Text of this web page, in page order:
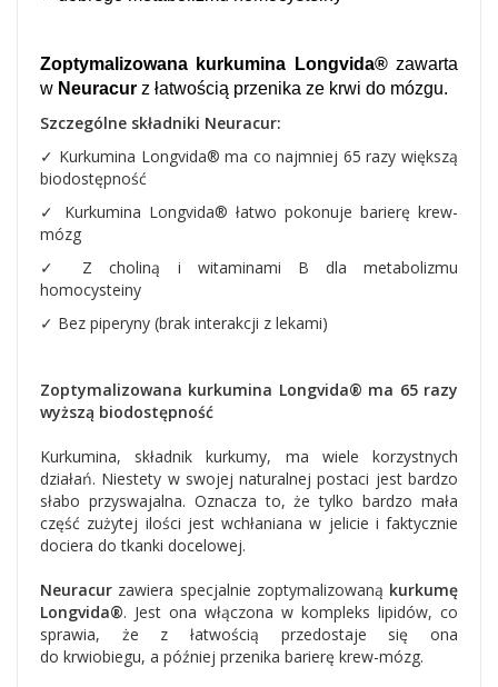
Zoptymalizowana kurkumina Longvida® zawarta
w Neuracur z łatwością przenika ze krwi do mózgu.
Szczególne składniki Neuracur:
✓ Kurkumina Longvida® ma co najmniej 65 razy większą
biodostępność
✓ Kurkumina Longvida® łatwo pokonuje barierę krew-
mózg
✓ Z choliną i witaminami B dla metabolizmu
homocysteiny
✓ Bez piperyny (brak interakcji z lekami)
Zoptymalizowana kurkumina Longvida® ma 65 razy
wyższą biodostępność
Kurkumina, składnik kurkumy, ma wiele korzystnych
działań. Niestety w swojej naturalnej postaci jest bardzo
słabo przyswajalna. Oznacza to, że tylko bardzo mała
część zużytej ilości jest wchłaniana w jelicie i faktycznie
dociera do tkanki docelowej.
Neuracur zawiera specjalnie zoptymalizowaną kurkumę
Longvida®. Jest ona włączona w kompleks lipidów, co
sprawia, że z łatwością przedostaje się ona
do krwiobiegu, a później przenika barierę krew-mózg.